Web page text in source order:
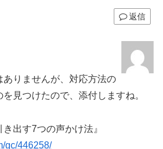
返信
りませんが、対応方法の
見つけたので、添付しますね。
き出す7つの声かけ法』
gc/446258/